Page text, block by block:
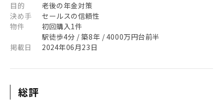
目的
老後の年金対策
決め手
セールスの信頼性
物件
初回購入1件
駅徒歩4分 / 築8年 / 4000万円台前半
掲載日
2024年06月23日
総評